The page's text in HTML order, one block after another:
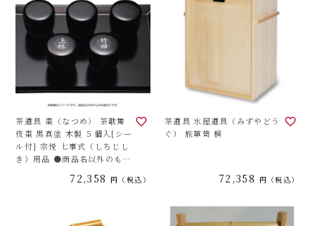
茶道具 棗（なつめ） 茶歌舞
伎棗 黒真塗 木製 ５個入[シー
ル付] 宗悦 七事式（しちじし
き）用品 ●商品名以外のもの
72,358 税込
茶道具 水屋道具（みずやどう
ぐ） 旅箪笥 桐
72,358 税込